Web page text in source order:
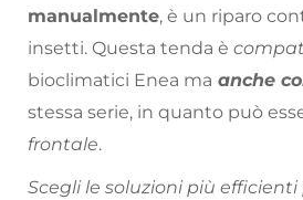
manualmente, è un riparo
insetti. Questa tenda è
bioclimatici Enea ma anche
stessa serie, in quanto può
frontale.
Scegli le soluzioni più efficienti